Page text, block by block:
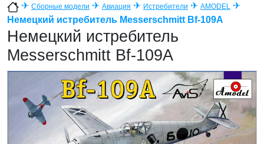
✈ Сборные модели ✈ Авиация ✈ Истребители ✈ AMODEL ✈
Немецкий истребитель Messerschmitt Bf-109A
Немецкий истребитель
Messerschmitt Bf-109A